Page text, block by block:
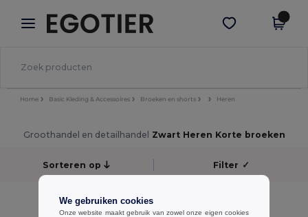
× Egotier-app
Betere prijzen in de app!
Download app
Home Basic Kleding & Accessoires Broeken en shorts Heren
Groothandel en detailhandel Zwart Heren Korte broeken
Sorteren op Filter ✓
No results.
No results.
We gebruiken cookies
Onze website maakt gebruik van zowel onze eigen cookies